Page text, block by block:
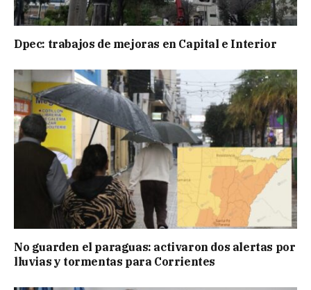
Dpec: trabajos de mejoras en Capital e Interior
No guarden el paraguas: activaron dos alertas por
lluvias y tormentas para Corrientes